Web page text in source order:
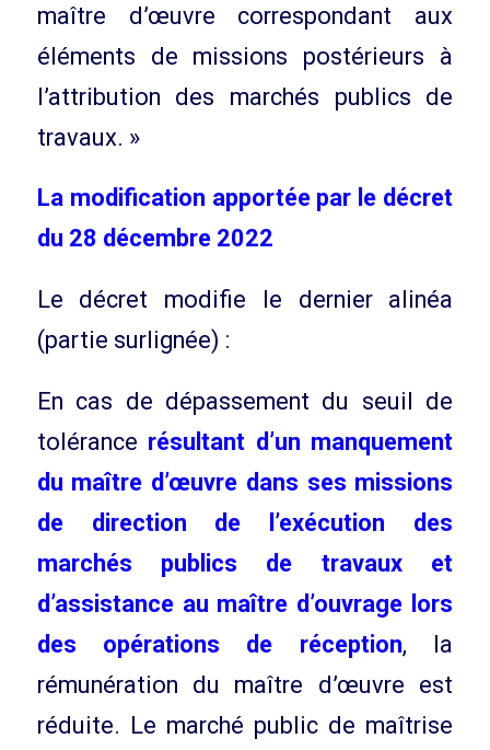
maître d’œuvre correspondant aux
éléments de missions postérieurs à
l’attribution des marchés publics de
travaux. »
La modification apportée par le décret
du 28 décembre 2022
Le décret modifie le dernier alinéa
(partie surlignée) :
En cas de dépassement du seuil de
tolérance résultant d’un manquement
du maître d’œuvre dans ses missions
de direction de l’exécution des
marchés publics de travaux et
d’assistance au maître d’ouvrage lors
des opérations de réception, la
rémunération du maître d’œuvre est
réduite. Le marché public de maîtrise